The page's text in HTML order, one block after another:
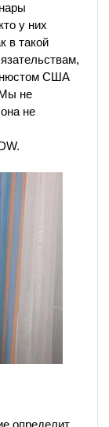
у них
в такой
США
не
не
определит,